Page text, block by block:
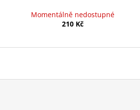
Momentálně nedostupné
210 Kč